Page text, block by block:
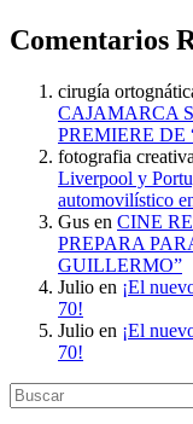
Comentarios
cirugía
CAJAMARCA
PREMIERE
fotografia creativa
Liverpool y
automovilístico
Gus en CINE
PREPARA
GUILLERMO”
Julio en ¡El
70!
Julio en ¡El
70!